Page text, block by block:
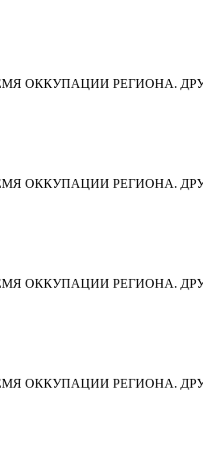
ОККУПАЦИИ РЕГИОНА.
ОККУПАЦИИ РЕГИОНА.
ОККУПАЦИИ РЕГИОНА.
ОККУПАЦИИ РЕГИОНА.